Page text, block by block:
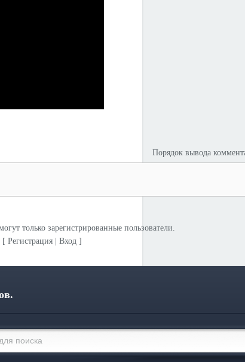
Порядок вывода
только зарегистрированные пользователи.
[ Регистрация| Вход]